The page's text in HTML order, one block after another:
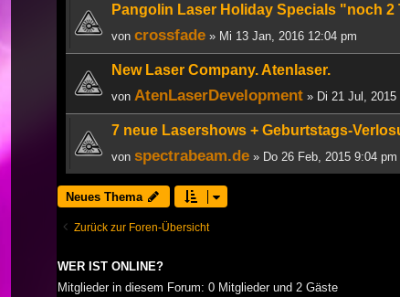
Pangolin Laser Holiday Specials "noch 2
von crossfade » Mi 13 Jan, 2016 12:04 pm
New Laser Company. Atenlaser.
von AtenLaserDevelopment » Di 21 Jul, 2015
7 neue Lasershows + Geburtstags-
von spectrabeam.de » Do 26 Feb, 2015 9:04 pm
Neues Thema
Zurück zur Foren-Übersicht
WER IST ONLINE?
Mitglieder in diesem Forum: 0 Mitglieder und 2 Gäste